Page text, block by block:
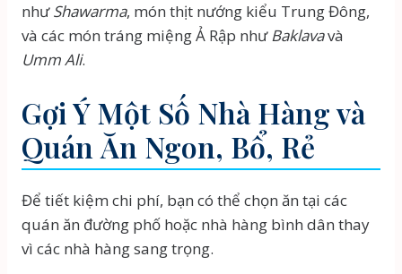
nhưShawarma, món thịt nướng kiểu Trung Đông,
và các món tráng miệng Ả Rập nhưBaklavavà
Umm Ali.
Gợi Ý Một Số Nhà Hàng và
Quán Ăn Ngon, Bổ, Rẻ
Để tiết kiệm chi phí, bạn có thể chọn ăn tại các
quán ăn đường phố hoặc nhà hàng bình dân thay
vì các nhà hàng sang trọng.